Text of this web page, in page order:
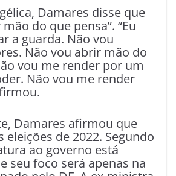
Damares disse que
do que pensa”. “Eu
a guarda. Não vou
Não vou abrir mão do
vou me render por um
Não vou me render
Damares afirmou que
eleições de 2022. Segundo
ao governo está
seu foco será apenas na